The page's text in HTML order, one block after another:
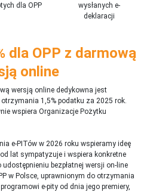
dla OPP
wysłanych e-
deklaracji
dla OPP z darmową
online
wersją online dedykowna jest
1,5% podatku za 2025 rok.
wspiera Organizacje Pożytku
e-PITów w 2026 roku wspieramy ideę
lat sympatyzuje i wspiera konkretne
bezpłatnej wersji on-line
w Polsce, uprawnionym do otrzymania
e-pity od dnia jego premiery,